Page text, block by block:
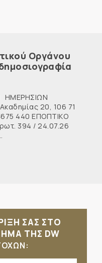
Οργάνου
20, 106 71
ΕΠΟΠΤΙΚΟ
394 / 24.07.26
ΣΑΣ ΣΤΟ
ΤΗΣ DW